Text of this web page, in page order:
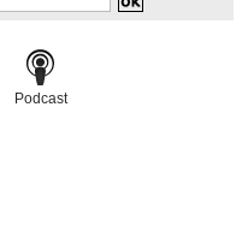
Podcast